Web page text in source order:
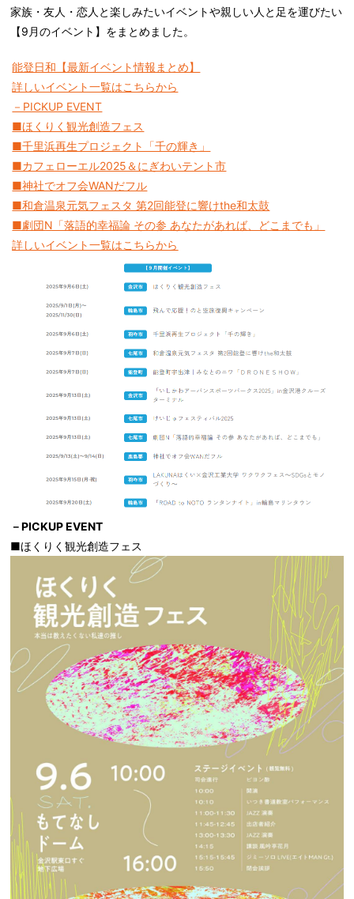
家族・友人・恋人と楽しみたいイベントや親しい人と足を運びたい
【9月のイベント】をまとめました。
能登日和【最新イベント情報まとめ】
詳しいイベント一覧はこちらから
－PICKUP EVENT
■ほくりく観光創造フェス
■千里浜再生プロジェクト「千の輝き」
■カフェローエル2025＆にぎわいテント市
■神社でオフ会WANだフル
■和倉温泉元気フェスタ 第2回能登に響けthe和太鼓
■劇団N「落語的幸福論 その参 あなたがあれば、どこまでも」
詳しいイベント一覧はこちらから
－PICKUP EVENT
■ほくりく観光創造フェス